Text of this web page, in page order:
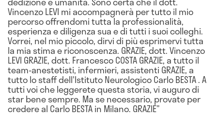
Vincenzo LEVI mi accompagnerà per tutto il mio
percorso offrendomi tutta la professionalità,
esperienza e diligenza sua e di tutti i suoi colleghi.
Vorrei, nel mio piccolo, dirvi di più esprimervi tutta
la mia stima e riconoscenza. GRAZIE, dott. Vincenzo
LEVI GRAZIE, dott. Francesco COSTA GRAZIE, a tutto il
team-anestetisti, infermieri, assistenti GRAZIE, a
tutto lo staff dell'Istituto Neurologico Carlo BESTA . A
tutti voi che leggerete questa storia, vi auguro di
star bene sempre. Ma se necessario, provate per
credere al Carlo BESTA in Milano. GRAZIE